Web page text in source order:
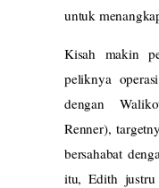
untuk
Kisah makin
peliknya
dengan
Renner),
bersahabat
itu, Edith justru